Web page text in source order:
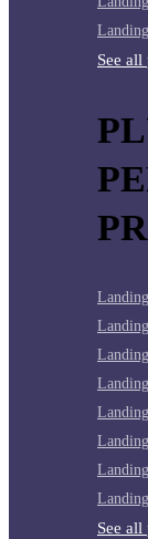
Landing
See all
Landing
Landing
Landing
Landing
Landing
Landing
Landing
Landing
See all